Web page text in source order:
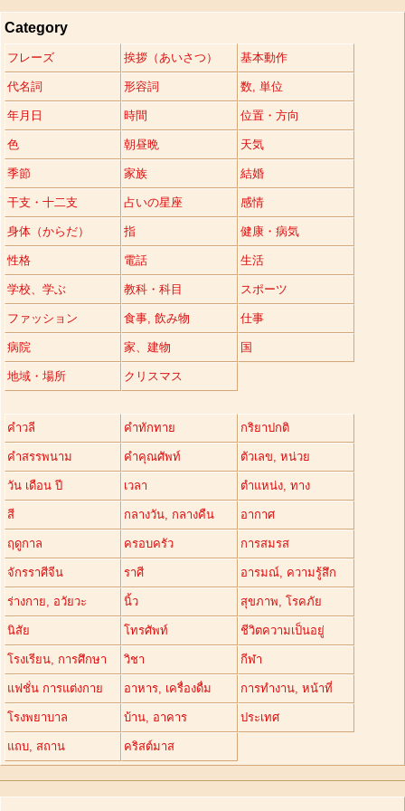
Category
フレーズ 挨拶（あいさつ） 基本動作
代名詞 形容詞 数, 単位
年月日 時間 位置・方向
色 朝昼晩 天気
季節 家族 結婚
干支・十二支 占いの星座 感情
身体（からだ） 指 健康・病気
性格 電話 生活
学校、学ぶ 教科・科目 スポーツ
ファッション 食事, 飲み物 仕事
病院 家、建物 国
地域・場所 クリスマス
คำวลี คำทักทาย กริยาปกติ
คำสรรพนาม คำคุณศัพท์ ตัวเลข, หน่วย
วัน เดือน ปี เวลา ตำแหน่ง, ทาง
สี กลางวัน, กลางคืน อากาศ
ฤดูกาล ครอบครัว การสมรส
จักรราศีจีน ราศี อารมณ์, ความรู้สึก
ร่างกาย, อวัยวะ นิ้ว สุขภาพ, โรคภัย
นิสัย โทรศัพท์ ชีวิตความเป็นอยู่
โรงเรียน, การศึกษา วิชา กีฬา
แฟชั่น การแต่งกาย อาหาร, เครื่องดื่ม การทำงาน, หน้าที่
โรงพยาบาล บ้าน, อาคาร ประเทศ
แถบ, สถาน คริสต์มาส